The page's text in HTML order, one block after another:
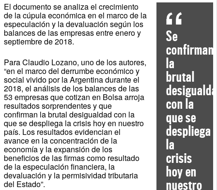
Se
confirman
la
brutal
con la
que se
despliega
la
crisis
hoy en
nuestro
El documento se analiza el crecimiento
de la cúpula económica en el marco de la
especulación y la devaluación según los
balances de las empresas entre enero y
septiembre de 2018.
Para Claudio Lozano, uno de los autores,
“en el marco del derrumbe económico y
social vivido por la Argentina durante el
2018, el análisis de los balances de las
53 empresas que cotizan en Bolsa arroja
resultados sorprendentes y que
confirman la brutal desigualdad con la
que se despliega la crisis hoy en nuestro
país. Los resultados evidencian el
avance en la concentración de la
economía y la expansión de los
beneficios de las firmas como resultado
de la especulación financiera, la
devaluación y la permisividad tributaria
del Estado”.